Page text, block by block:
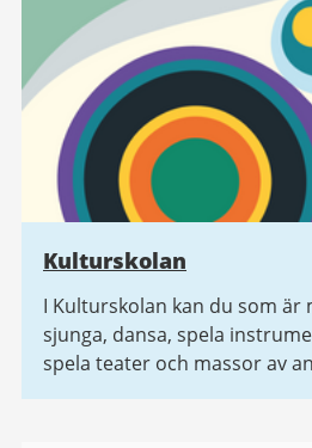
Kulturskolan
I Kulturskolan kan du som är
sjunga, dansa, spela
spela teater och massor av